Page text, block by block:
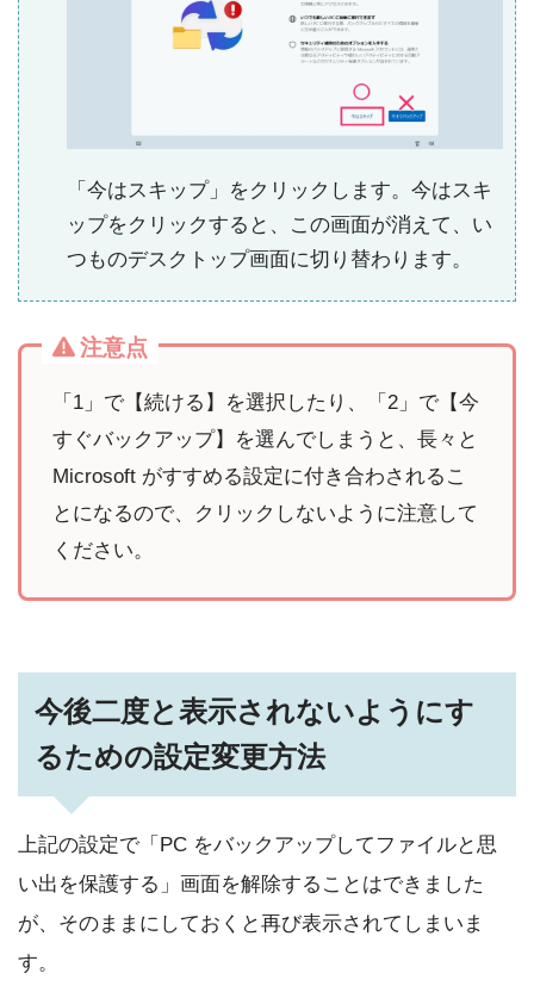
「今はスキップ」をクリックします。今はスキ
ップをクリックすると、この画面が消えて、い
つものデスクトップ画面に切り替わります。
注意点
「1」で【続ける】を選択したり、「2」で【今
すぐバックアップ】を選んでしまうと、長々と
Microsoft がすすめる設定に付き合わされるこ
とになるので、クリックしないように注意して
ください。
今後二度と表示されないようにす
るための設定変更方法
上記の設定で「PC をバックアップしてファイルと思
い出を保護する」画面を解除することはできました
が、そのままにしておくと再び表示されてしまいま
す。